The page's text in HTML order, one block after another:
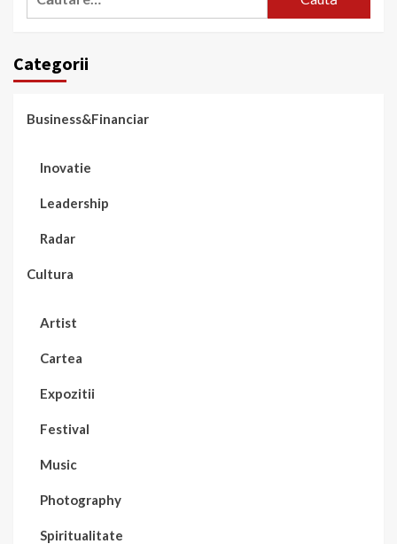
Categorii
Business&Financiar
Inovatie
Leadership
Radar
Cultura
Artist
Cartea
Expozitii
Festival
Music
Photography
Spiritualitate